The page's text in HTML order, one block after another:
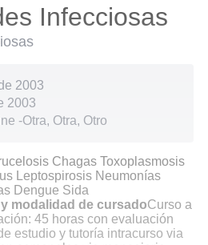
Infecciosas
2003
2003
-Otra, Otra, Otro
Chagas Toxoplasmosis
Leptospirosis Neumonías
Dengue Sida
modalidad de cursadoCurso a
45 horas con evaluación
estudio y tutoría intracurso via